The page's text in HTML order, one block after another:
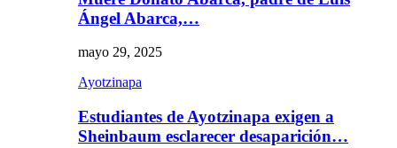
Ángel Abarca,…
mayo 29, 2025
Ayotzinapa
Estudiantes de Ayotzinapa exigen a
Sheinbaum esclarecer desaparición…